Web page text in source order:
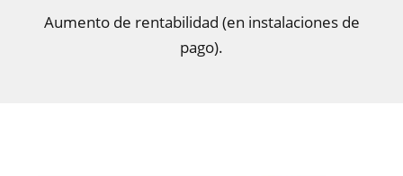
Aumento de rentabilidad (en instalaciones de
pago).